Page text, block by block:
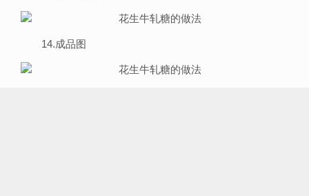
14.成品图